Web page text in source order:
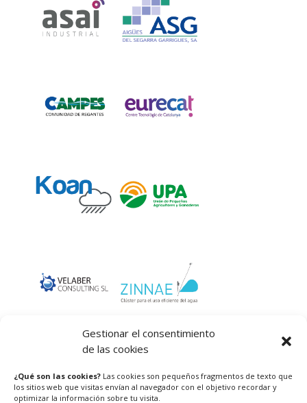
Gestionar el consentimiento
de las cookies
¿Qué son las cookies? Las cookies son pequeños fragmentos de texto que
los sitios web que visitas envían al navegador con el objetivo recordar y
optimizar la información sobre tu visita.